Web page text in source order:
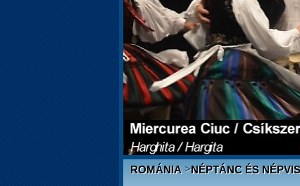
ROMÁNIA>NÉPTÁNC ÉS